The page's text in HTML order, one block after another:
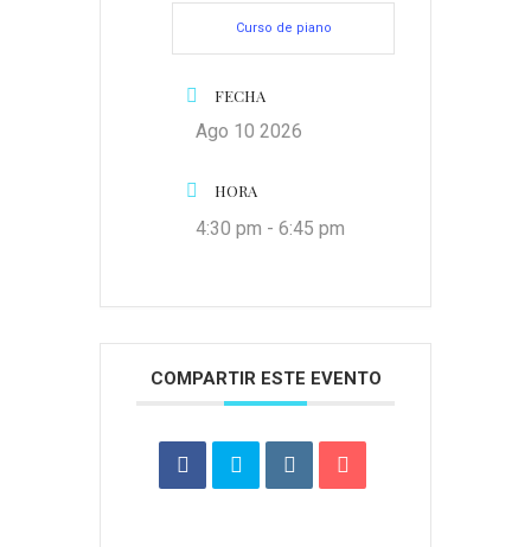
Curso de piano
FECHA
Ago 10 2026
HORA
4:30 pm - 6:45 pm
COMPARTIR ESTE EVENTO